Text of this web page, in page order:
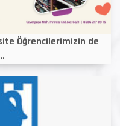
Öğrencilerimizin de